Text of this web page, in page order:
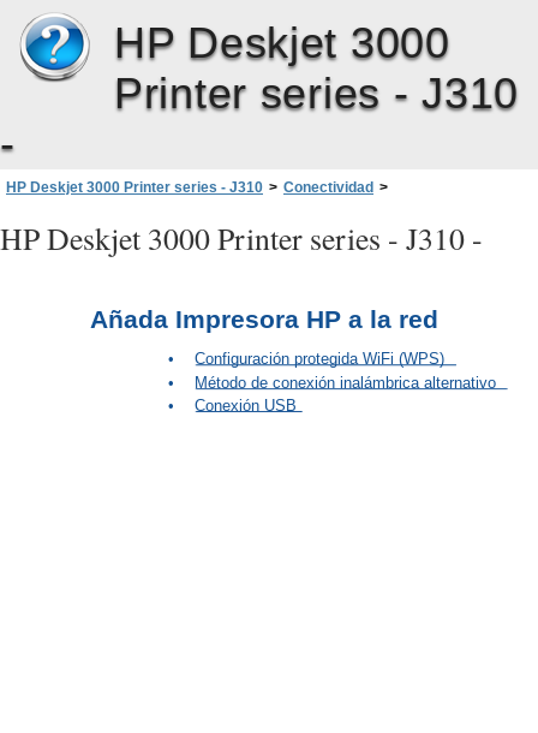
HP Deskjet 3000
Printer series - J310
-
HP Deskjet 3000 Printer series - J310 > Conectividad >
HP Deskjet 3000 Printer series - J310 -
Añada Impresora HP a la red
•
Configuración protegida WiFi (WPS)
•
Método de conexión inalámbrica alternativo
•
Conexión USB